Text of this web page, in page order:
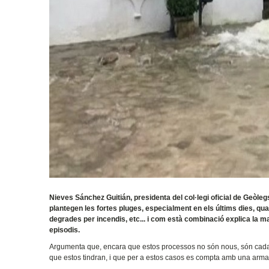
Nieves Sánchez Guitián, presidenta del col·legi oficial de
plantegen les fortes pluges, especialment en els últims dies,
degrades per incendis, etc... i com està combinació explica la
episodis.
Argumenta que, encara que estos processos no són nous, són
que estos tindran, i que per a estos casos es compta amb una